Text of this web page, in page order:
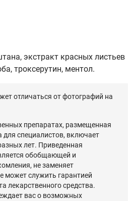
экстракт красных листьев
троксерутин, ментол.
отличаться от фотографий на
препаратах, размещенная
для специалистов, включает
лет. Приведенная
обобщающей и
не заменяет
может служить гарантией
лекарственного средства.
вас о возможных